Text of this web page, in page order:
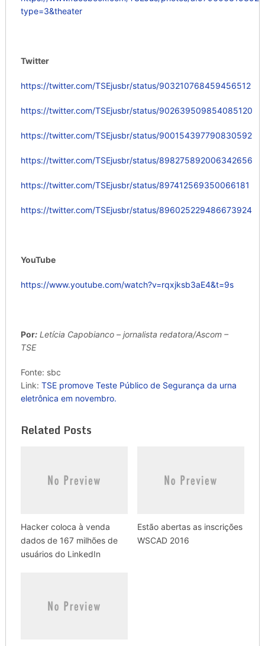
type=3&theater
Twitter
https://twitter.com/TSEjusbr/status/903210768459456512
https://twitter.com/TSEjusbr/status/902639509854085120
https://twitter.com/TSEjusbr/status/900154397790830592
https://twitter.com/TSEjusbr/status/898275892006342656
https://twitter.com/TSEjusbr/status/897412569350066181
https://twitter.com/TSEjusbr/status/896025229486673924
YouTube
https://www.youtube.com/watch?v=rqxjksb3aE4&t=9s
Por:Letícia Capobianco – jornalista redatora/Ascom –
TSE
Fonte: sbc
Link: TSE promove Teste Público de Segurança da urna
eletrônica em novembro.
Related Posts
Hacker coloca à venda
dados de 167 milhões de
usuários do LinkedIn
Estão abertas as inscrições
WSCAD 2016